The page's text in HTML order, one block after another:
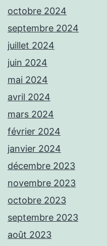
octobre 2024
septembre 2024
juillet 2024
juin 2024
mai 2024
avril 2024
mars 2024
février 2024
janvier 2024
décembre 2023
novembre 2023
octobre 2023
septembre 2023
août 2023